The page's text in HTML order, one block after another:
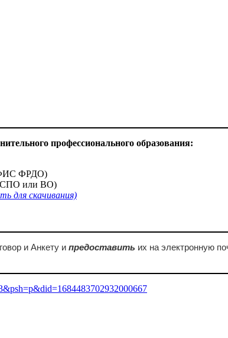
профессионального образования:
ФИС ФРДО)
СПО или ВО)
для скачивания)
и Анкету и предоставить их на электронную